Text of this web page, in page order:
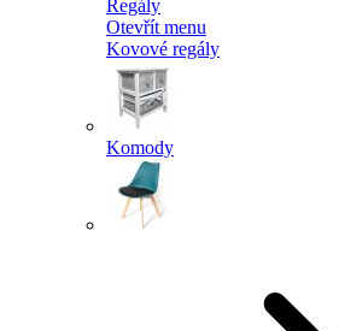
Regály
Otevřít menu
Kovové regály
Komody